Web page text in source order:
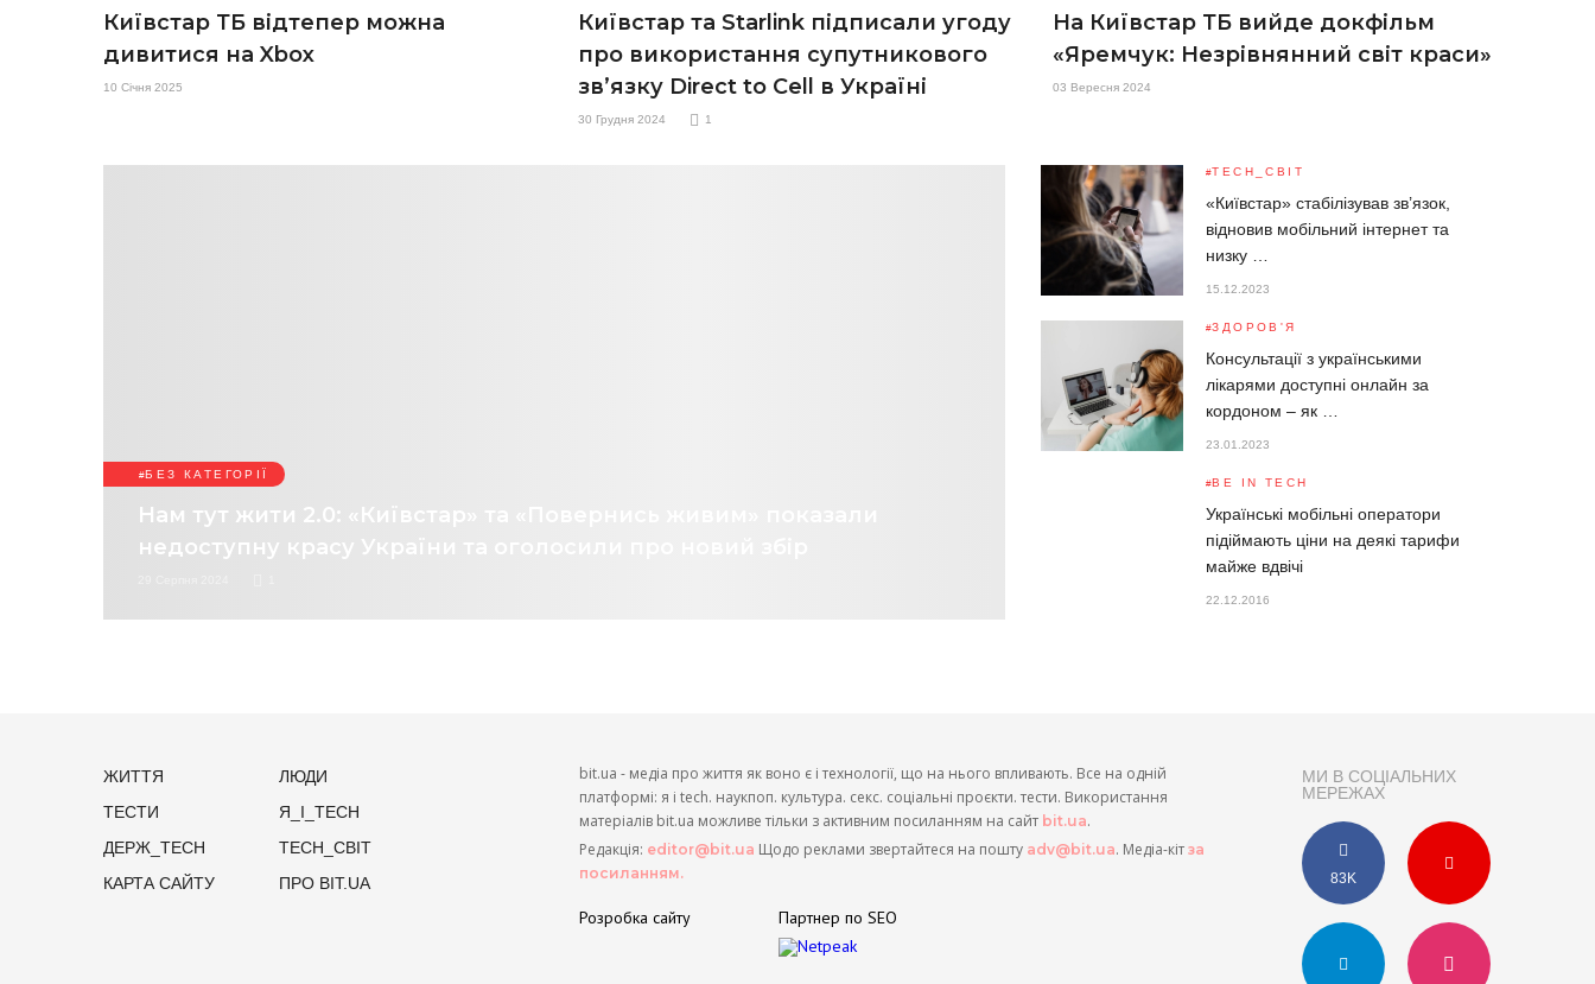
Київстар ТБ відтепер можна
дивитися на Xbox
10 Січня 2025
Київстар та Starlink підписали угоду
про використання супутникового
зв’язку Direct to Cell в Україні
30 Грудня 2024 1
На Київстар ТБ вийде докфільм
«Яремчук: Незрівнянний світ краси»
03 Вересня 2024
БЕЗ КАТЕГОРІЇ
Нам тут жити 2.0: «Київстар» та «Повернись живим» показали
недоступну красу України та оголосили про новий збір
TECH_СВІТ
«Київстар» стабілізував зв’язок,
відновив мобільний інтернет та
низку …
15.12.2023
ЗДОРОВ'Я
Консультації з українськими
лікарями доступні онлайн за
кордоном – як …
23.01.2023
BE IN TECH
Українські мобільні оператори
підіймають ціни на деякі тарифи
майже вдвічі
22.12.2016
ЖИТТЯ
ЛЮДИ
ТЕСТИ
Я_І_TECH
ДЕРЖ_TECH
TECH_СВІТ
КАРТА САЙТУ
ПРО BIT.UA
МИ В СОЦІАЛЬНИХ
МЕРЕЖАХ
83K
bit.ua - медіа про життя як воно є і технології, що на нього впливають. Все на одній
платформі: я і tech. наукпоп. культура. секс. соціальні проєкти. тести. Використання
матеріалів bit.ua можливе тільки з активним посиланням на сайт bit.ua.
Редакція: editor@bit.ua Щодо реклами звертайтеся на пошту adv@bit.ua. Медіа-кіт за
посиланням.
Розробка сайту Партнер по SEO